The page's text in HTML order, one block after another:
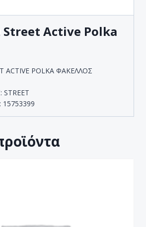
Street Active Polka
ACTIVE POLKA ΦΑΚΕΛΛΟΣ